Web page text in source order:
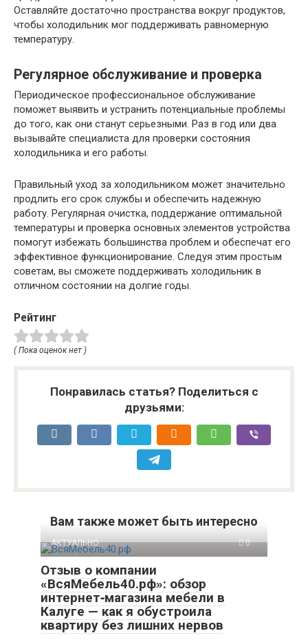
Оставляйте достаточно пространства вокруг продуктов,
чтобы холодильник мог поддерживать равномерную
температуру.
Регулярное обслуживание и проверка
Периодическое профессиональное обслуживание
поможет выявить и устранить потенциальные проблемы
до того, как они станут серьезными. Раз в год или два
вызывайте специалиста для проверки состояния
холодильника и его работы.
Правильный уход за холодильником может значительно
продлить его срок службы и обеспечить надежную
работу. Регулярная очистка, поддержание оптимальной
температуры и проверка основных элементов устройства
помогут избежать большинства проблем и обеспечат его
эффективное функционирование. Следуя этим простым
советам, вы сможете поддерживать холодильник в
отличном состоянии на долгие годы.
Рейтинг
( Пока оценок нет )
Понравилась статья? Поделиться с
друзьями:
Вам также может быть интересно
АКТУАЛЬНО 0
Отзыв о компании
«ВсяМебель40.рф»: обзор
интернет‑магазина мебели в
Калуге — как я обустроила
квартиру без лишних нервов